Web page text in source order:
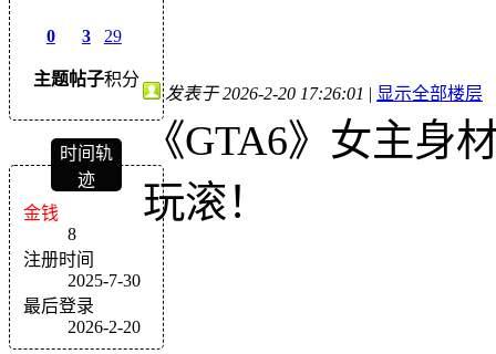
0
主题
3
帖子
29
积分
时间轨
迹
金钱
8
注册时间
2025-7-30
最后登录
2026-2-20
发表于 2026-2-20 17:26:01 | 显示全部楼层
《GTA6》女主身
玩滚！